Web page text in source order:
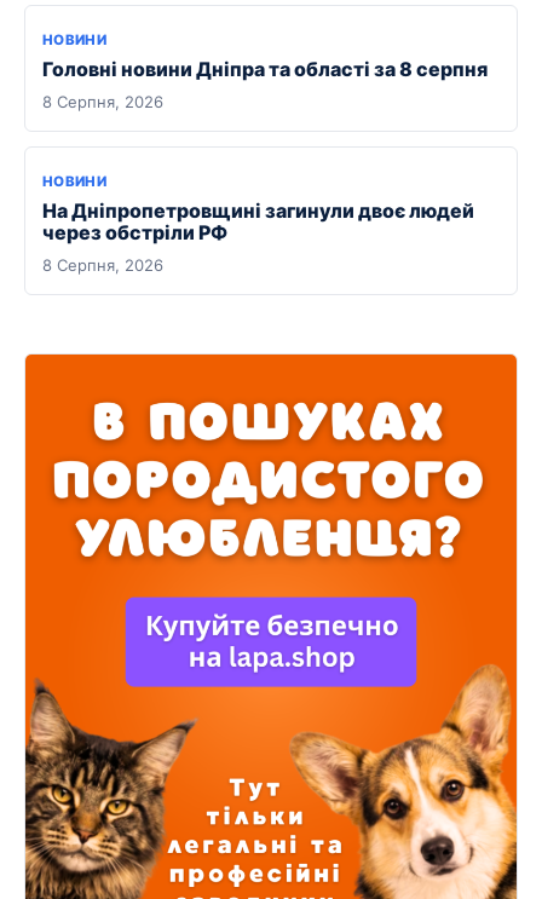
НОВИНИ
Головні новини Дніпра та області за 8 серпня
8 Серпня, 2026
НОВИНИ
На Дніпропетровщині загинули двоє людей
через обстріли РФ
8 Серпня, 2026